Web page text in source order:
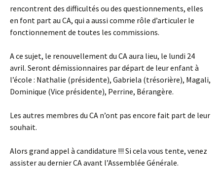
rencontrent des difficultés ou des questionnements, elles
en font part au CA, qui a aussi comme rôle d’articuler le
fonctionnement de toutes les commissions.
A ce sujet, le renouvellement du CA aura lieu, le lundi 24
avril. Seront démissionnaires par départ de leur enfant à
l’école : Nathalie (présidente), Gabriela (trésorière), Magali,
Dominique (Vice présidente), Perrine, Bérangère.
Les autres membres du CA n’ont pas encore fait part de leur
souhait.
Alors grand appel à candidature !!! Si cela vous tente, venez
assister au dernier CA avant l’Assemblée Générale.